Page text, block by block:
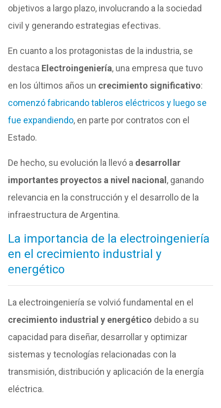
objetivos a largo plazo, involucrando a la sociedad
civil y generando estrategias efectivas.
En cuanto a los protagonistas de la industria, se
destaca Electroingeniería, una empresa que tuvo
en los últimos años un crecimiento significativo:
comenzó fabricando tableros eléctricos y luego se
fue expandiendo, en parte por contratos con el
Estado.
De hecho, su evolución la llevó a desarrollar
importantes proyectos a nivel nacional , ganando
relevancia en la construcción y el desarrollo de la
infraestructura de Argentina.
La importancia de la electroingeniería
en el crecimiento industrial y
energético
La electroingeniería se volvió fundamental en el
crecimiento industrial y energético debido a su
capacidad para diseñar, desarrollar y optimizar
sistemas y tecnologías relacionadas con la
transmisión, distribución y aplicación de la energía
eléctrica.